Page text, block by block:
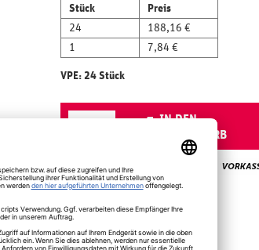
Stück
Preis
24
188,16 €
1
7,84 €
VPE: 24 Stück
IN DEN
WARENKORB